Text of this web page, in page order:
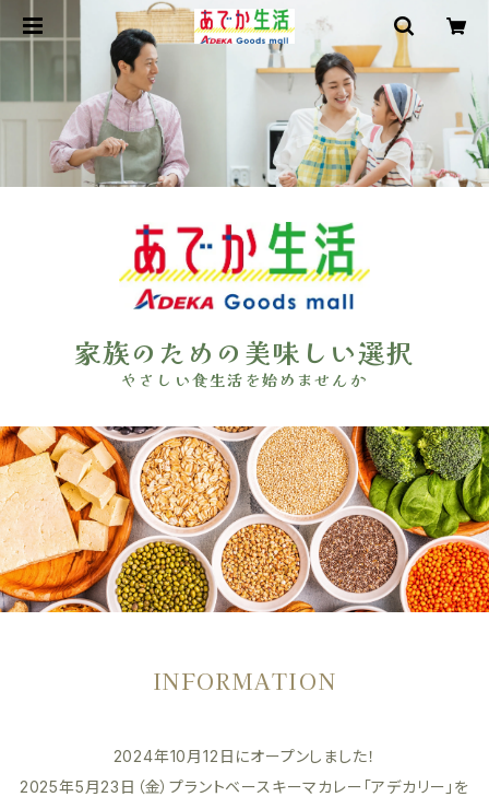
家族のための美味しい選択
やさしい食生活を始めませんか
INFORMATION
2024年10月12日にオープンしました！
2025年5月23日（金）プラントベースキーマカレー「アデカリー」を